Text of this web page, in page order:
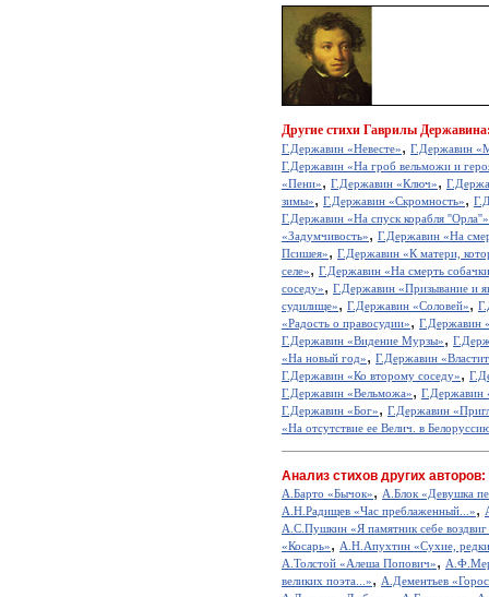
Другие стихи Гаврилы
Г.Державин «Невесте», Г.Державин
Г.Державин «На гроб вельможи и
«Пени», Г.Державин «Ключ»,
зимы», Г.Державин «Скромность»,
Г.Державин «На спуск корабля ''Орла''»
«Задумчивость», Г.Державин «На
Псишея», Г.Державин «К матери,
селе», Г.Державин «На смерть
соседу», Г.Державин «Призывание и
судилище», Г.Державин «Соловей»,
«Радость о правосудии», Г.Державин
Г.Державин «Видение Мурзы»,
«На новый год», Г.Державин
Г.Державин «Ко второму соседу»,
Г.Державин «Вельможа», Г.Державин
Г.Державин «Бог», Г.Державин
«На отсутствие ее Велич. в
Анализ стихов других авторов:
А.Барто «Бычок», А.Блок «Девушка
А.Н.Радищев «Час преблаженный...»,
А.С.Пушкин «Я памятник себе
«Косарь», А.Н.Апухтин «Сухие,
А.Толстой «Алеша Попович»,
великих поэта...», А.Дементьев